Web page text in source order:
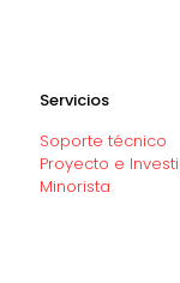
Servicios
Soporte técnico
Proyecto e
Minorista